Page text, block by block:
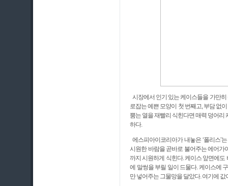
시장에서 인기 있는 케이스들을 가만
로잡는 예쁜 모양이 첫 번째고, 부담 없
뿜는 열을 재빨리 식힌다면 매력 덩어리
하다.
에스피아이코리아가 내놓은 ‘폴리스’
시원한 바람을 곧바로 불어주는 에어가
까지 시원하게 식힌다. 케이스 앞면에
에 말썽을 부릴 일이 드물다. 케이스에
만 넣어주는 그물망을 달았다. 여기에